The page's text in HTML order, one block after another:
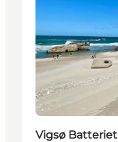
Vigsø Batteriet